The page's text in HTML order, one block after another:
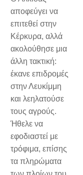
αποφεύγει να
επιτεθεί στην
Κέρκυρα, αλλά
ακολούθησε μια
άλλη τακτική:
έκανε επιδρομές
στην Λευκίμμη
και λεηλατούσε
τους αγρούς.
Ήθελε να
εφοδιαστεί με
τρόφιμα, επίσης
τα πληρώματα